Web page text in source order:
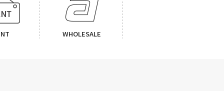
WHOLESALE